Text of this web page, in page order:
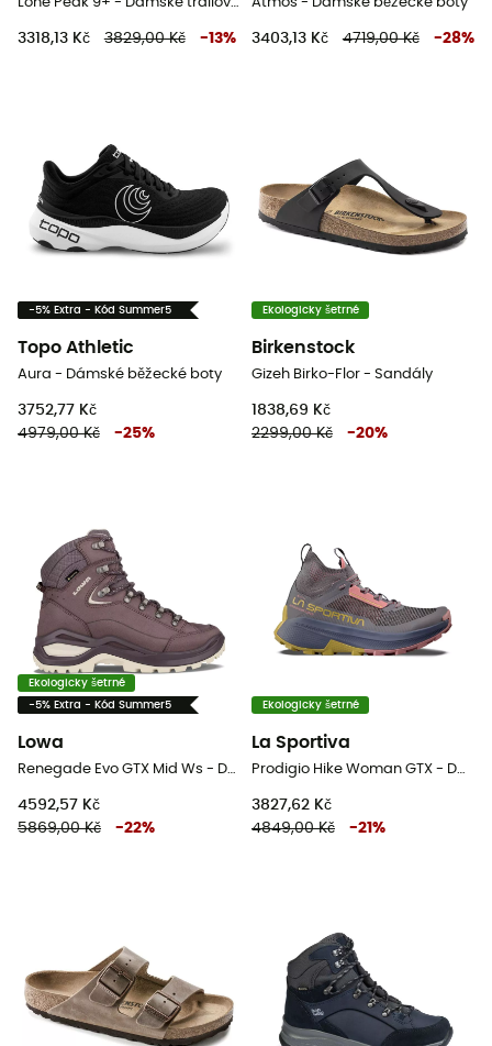
Lone Peak 9+ - Dámské trailové běžecké boty
3318,13 Kč 3829,00 Kč -13%
Atmos - Dámské běžecké boty
3403,13 Kč 4719,00 Kč -28%
-5% Extra - Kód Summer5
Topo Athletic
Aura - Dámské běžecké boty
3752,77 Kč
4979,00 Kč
-25%
Ekologicky šetrné
Birkenstock
Gizeh Birko-Flor - Sandály
1838,69 Kč
2299,00 Kč
-20%
Ekologicky šetrné
-5% Extra - Kód Summer5
Lowa
Renegade Evo GTX Mid Ws - Dámské nízké turistické boty
4592,57 Kč
5869,00 Kč
-22%
Ekologicky šetrné
La Sportiva
Prodigio Hike Woman GTX - Dámské nízké turistické boty
3827,62 Kč
4849,00 Kč
-21 %